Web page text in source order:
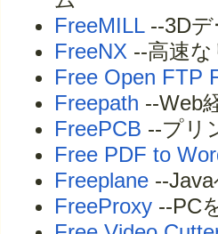
FreeMILL--3Dデ
FreeNX --高速
Free Open FTP
Freepath --Web
FreePCB --プリ
Free PDF to
Freeplane --
FreeProxy --PC